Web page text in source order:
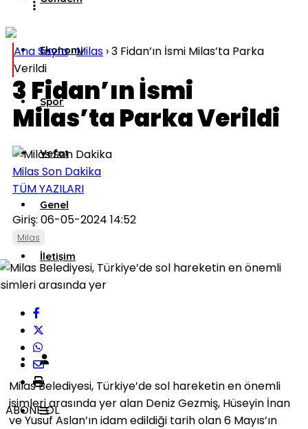
Ekonomi
Spor
Vefat
Genel
İletişim
Ana Sayfa›Milas ›3 Fidan’ın İsmi Milas’ta Parka
Verildi
3 Fidan’ın İsmi
Milas’ta Parka Verildi
Milas Son Dakika
TÜM YAZILARI
Giriş: 06-05-2024 14:52
Milas
ABONE OL
Milas Belediyesi, Türkiye’de sol hareketin en önemli
isimleri arasında yer alan Deniz Gezmiş, Hüseyin İnan
ve Yusuf Aslan’ın idam edildiği tarih olan 6 Mayıs’ın